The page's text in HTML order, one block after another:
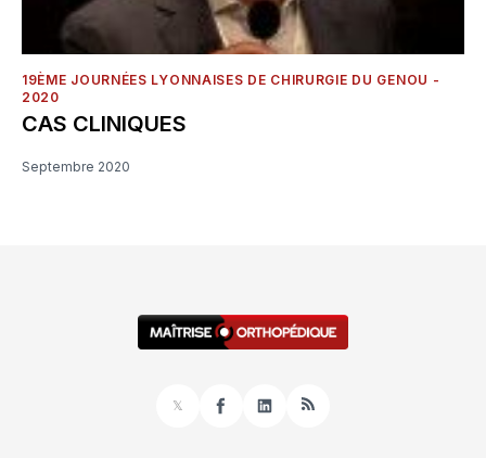
19ÈME JOURNÉES LYONNAISES DE CHIRURGIE DU GENOU -
2020
CAS CLINIQUES
Septembre 2020
𝕏
FacebookLinkedInRSS